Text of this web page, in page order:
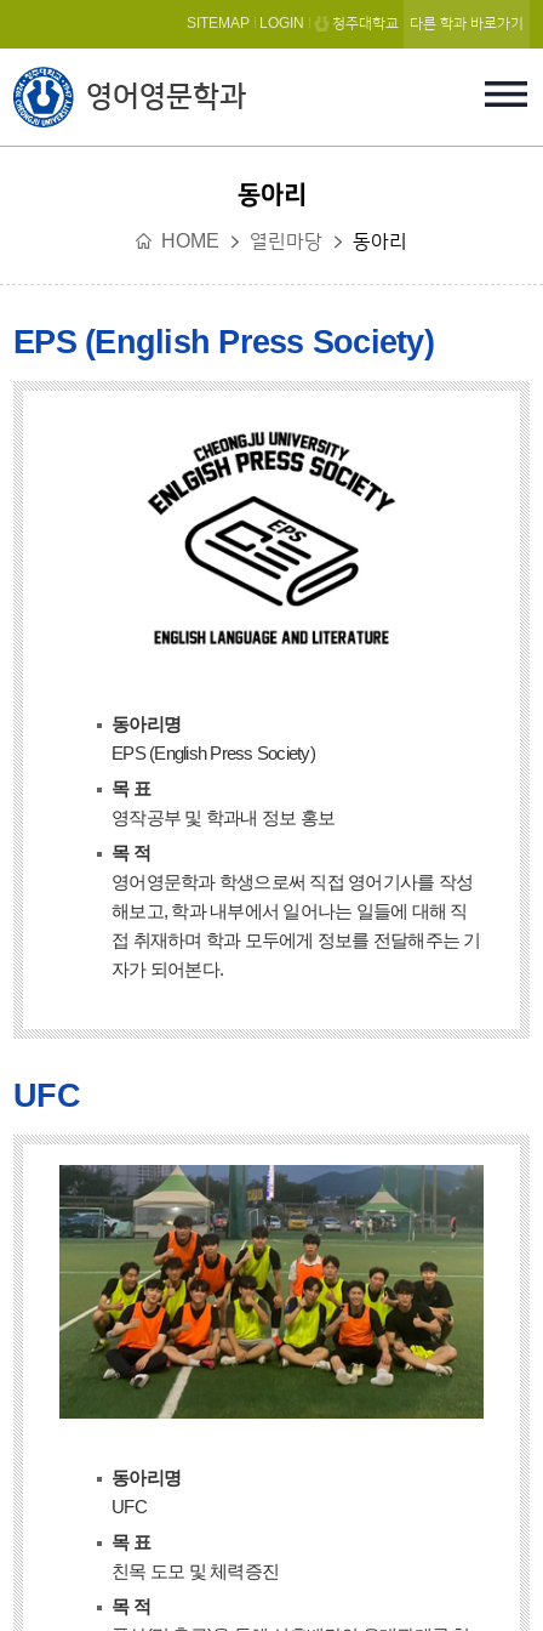
본문 바로가기
영어영문학과
SITEMAP LOGIN 청주대학교 다른 학과 바로가기
동아리
HOME 열린마당 동아리
EPS (English Press Society)
동아리명
EPS (English Press Society)
목 표
영작공부 및 학과내 정보 홍보
목 적
영어영문학과 학생으로써 직접 영어기사를 작성
해보고, 학과 내부에서 일어나는 일들에 대해 직
접 취재하며 학과 모두에게 정보를 전달해주는 기
자가 되어본다.
UFC
동아리명
UFC
목 표
친목 도모 및 체력증진
목 적